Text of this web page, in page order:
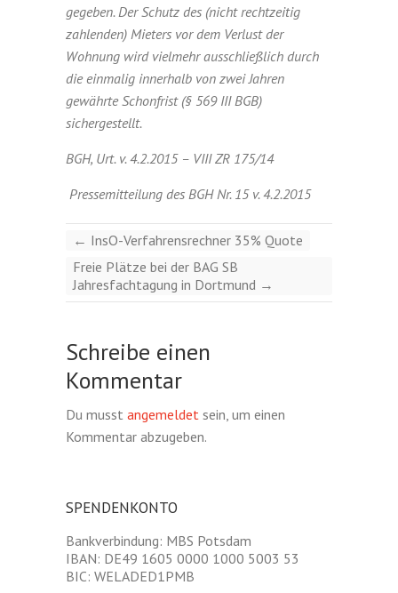
gegeben. Der Schutz des (nicht rechtzeitig
zahlenden) Mieters vor dem Verlust der
Wohnung wird vielmehr ausschließlich durch
die einmalig innerhalb von zwei Jahren
gewährte Schonfrist (§ 569 III BGB)
sichergestellt.
BGH, Urt. v. 4.2.2015 – VIII ZR 175/14
Pressemitteilung des BGH Nr. 15 v. 4.2.2015
← InsO-Verfahrensrechner 35% Quote
Freie Plätze bei der BAG SB
Jahresfachtagung in Dortmund →
Schreibe einen
Kommentar
Du musst angemeldet sein, um einen
Kommentar abzugeben.
SPENDENKONTO
Bankverbindung: MBS Potsdam
IBAN: DE49 1605 0000 1000 5003 53
BIC: WELADED1PMB